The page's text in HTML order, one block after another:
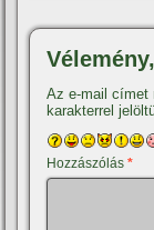
Az e-mail címet
karakterrel
Hozzászólás*